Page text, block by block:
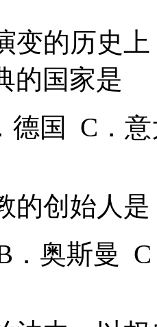
变的历史
的国家是
德国 C．
的创始人是
．奥斯曼